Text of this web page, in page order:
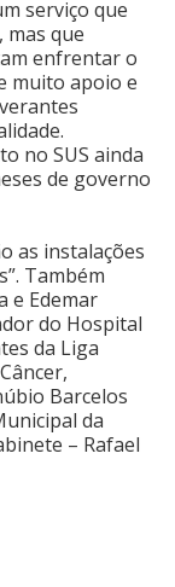
serviço que
mas que
enfrentar o
muito apoio e
no SUS ainda
de governo
as instalações
Também
e Edemar
do Hospital
da Liga
Barcelos
da
– Rafael